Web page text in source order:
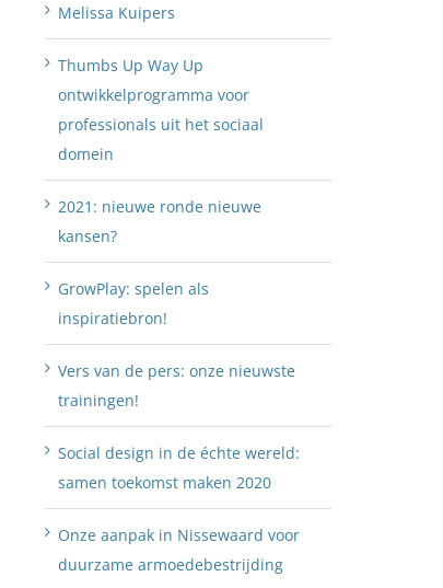
Melissa Kuipers
Thumbs Up Way Up
ontwikkelprogramma voor
professionals uit het sociaal
domein
2021: nieuwe ronde nieuwe
kansen?
GrowPlay: spelen als
inspiratiebron!
Vers van de pers: onze nieuwste
trainingen!
Social design in de échte wereld:
samen toekomst maken 2020
Onze aanpak in Nissewaard voor
duurzame armoedebestrijding